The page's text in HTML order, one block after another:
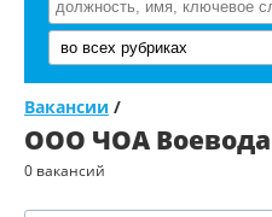
Вакансии /
ООО ЧОА Воевода
0 вакансий